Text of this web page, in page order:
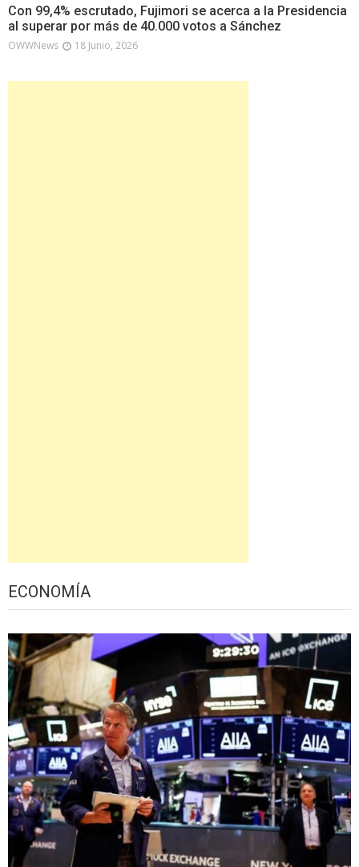
Con 99,4% escrutado, Fujimori se acerca a la Presidencia
al superar por más de 40.000 votos a Sánchez
OWWNews 18 Junio, 2026
ECONOMÍA